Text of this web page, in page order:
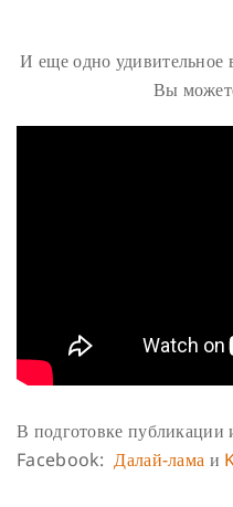
И еще одно
Вы
В подготовке публикации
Facebook:Далай-лама и